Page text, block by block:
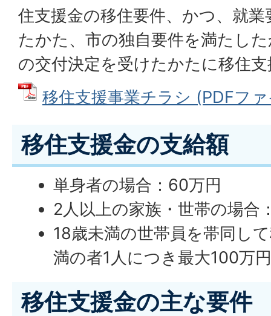
住支援金の移住要件、かつ、就
たかた、市の独自要件を満たし
の交付決定を受けたかたに移住
移住支援事業チラシ (PDFフ
移住支援金の支給額
単身者の場合：60万円
2人以上の家族・世帯の場合
18歳未満の世帯員を帯同し
満の者1人につき最大100万
移住支援金の主な要件